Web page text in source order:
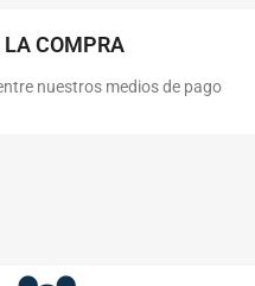
COMPRA
nuestros medios de pago